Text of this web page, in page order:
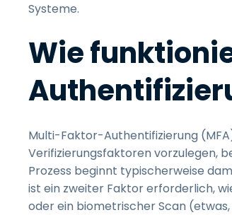
Systeme.
Wie
Multi-Faktor-Authentifizierung
Verifizierungsfaktoren vorzulegen,
Prozess beginnt typischerweise
ist ein zweiter Faktor erforderlich,
oder ein biometrischer Scan